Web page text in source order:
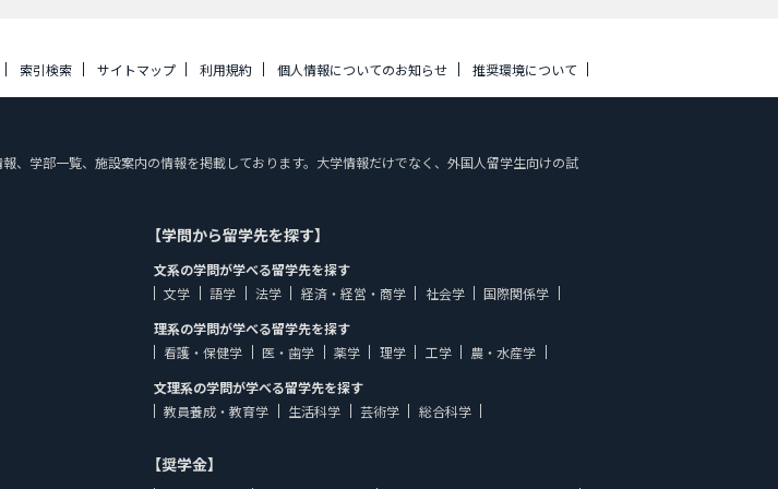
索引検索 サイトマップ 利用規約 個人情報についてのお知らせ 推奨環境について
、学部一覧、施設案内の情報を掲載しております。大学情報だけでなく、外国人留学生向けの試
【学問から留学先を探す】
文系の学問が学べる留学先を探す
文学
語学 法学 経済・経営・商学 社会学
国際関係学
理系の学問が学べる留学先を探す
看護・保健学
医・歯学 薬学 理学 工学
農・水産学
文理系の学問が学べる留学先を探す
教員養成・教育学
生活科学 芸術学 総合科学
【奨学金】